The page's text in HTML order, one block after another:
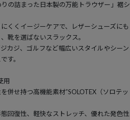
の詰まった日本製の万能トラウザー」裾シ
くくイージーケアで、レザーシューズにも
靴を選ばないスラックス。
カジ、ゴルフなど幅広いスタイルやシーン
す。
用
併せ持つ高機能素材”SOLOTEX（ソロテッ
回復性、軽快なストレッチ、優れた発色性